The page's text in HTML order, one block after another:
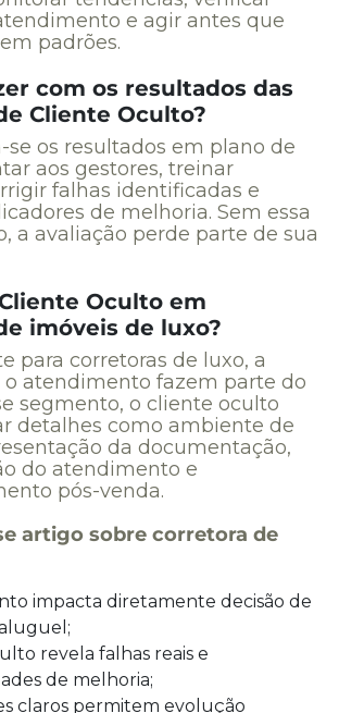
e agir antes que
padrões.
com os resultados das
Cliente Oculto?
se os resultados em plano de
aos gestores, treinar
falhas identificadas e
de melhoria. Sem essa
a avaliação perde parte de sua
Oculto em
imóveis de luxo?
para corretoras de luxo, a
o atendimento fazem parte do
segmento, o cliente oculto
detalhes como ambiente de
da documentação,
do atendimento e
pós-venda.
artigo sobre corretora de
impacta diretamente decisão de
revela falhas reais e
de melhoria;
claros permitem evolução